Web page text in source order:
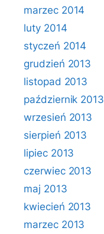
marzec 2014
luty 2014
styczeń 2014
grudzień 2013
listopad 2013
październik 2013
wrzesień 2013
sierpień 2013
lipiec 2013
czerwiec 2013
maj 2013
kwiecień 2013
marzec 2013